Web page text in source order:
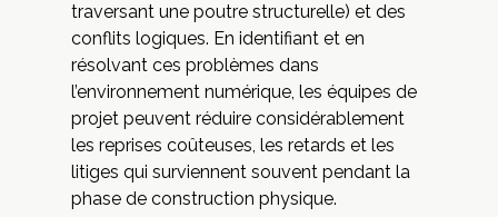
traversant une poutre structurelle) et des
conflits logiques. En identifiant et en
résolvant ces problèmes dans
l’environnement numérique, les équipes de
projet peuvent réduire considérablement
les reprises coûteuses, les retards et les
litiges qui surviennent souvent pendant la
phase de construction physique.